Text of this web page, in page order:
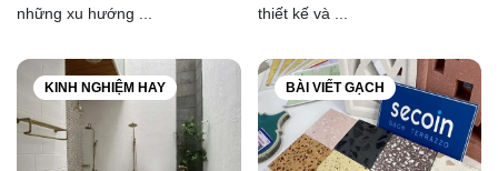
những xu hướng ...
thiết kế và ...
KINH NGHIỆM HAY BÀI VIẾT GẠCH